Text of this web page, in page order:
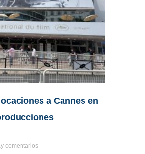
a Cannes en
comentarios